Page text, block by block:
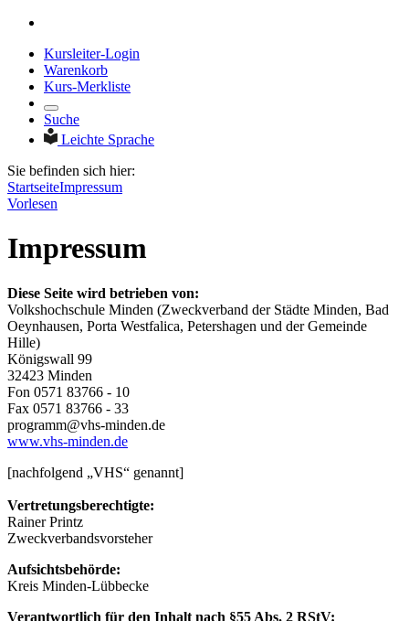
Kursleiter-Login
Warenkorb
Kurs-Merkliste
Suche
Leichte Sprache
Sie befinden sich hier:
StartseiteImpressum
Vorlesen
Impressum
Diese Seite wird betrieben von:
Volkshochschule Minden (Zweckverband der Städte Minden, Bad
Oeynhausen, Porta Westfalica, Petershagen und der Gemeinde
Hille)
Königswall 99
32423 Minden
Fon 0571 83766 - 10
Fax 0571 83766 - 33
programm@vhs-minden.de
www.vhs-minden.de
[nachfolgend „VHS“ genannt]
Vertretungsberechtigte:
Rainer Printz
Zweckverbandsvorsteher
Aufsichtsbehörde:
Kreis Minden-Lübbecke
Verantwortlich für den Inhalt nach §55 Abs. 2 RStV: